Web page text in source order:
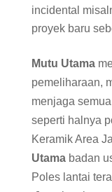
incidental
proyek baru
Mutu Utama
pemeliharaan,
menjaga
seperti halnya
Keramik Area
Utama badan
Poles lantai